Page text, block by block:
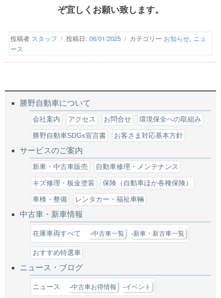
ぞ宜しくお願い致します。
投稿者 スタッフ 投稿日: 06/01/2025 カテゴリー お知らせ, ニュ
ース
勝野自動車について
会社案内 アクセス お問合せ 環境保全への取組み
勝野自動車SDGs宣言書 お客さま対応基本方針
サービスのご案内
新車・中古車販売 自動車修理・メンテナンス
キズ修理・板金塗装 保険（自動車ほか各種保険）
車検・整備 レンタカー・福祉車輛
中古車・新車情報
在庫車両すべて 中古車一覧 新車・新古車一覧
おすすめ特選車
ニュース・ブログ
ニュース 中古車お得情報 イベント